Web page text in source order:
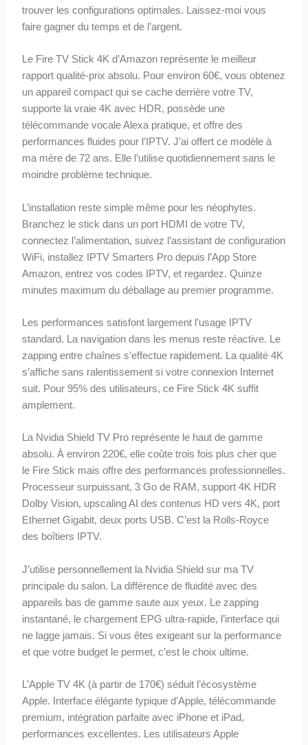
trouver les configurations optimales. Laissez-moi vous
faire gagner du temps et de l’argent.
Le Fire TV Stick 4K d’Amazon représente le meilleur
rapport qualité-prix absolu. Pour environ 60€, vous obtenez
un appareil compact qui se cache derrière votre TV,
supporte la vraie 4K avec HDR, possède une
télécommande vocale Alexa pratique, et offre des
performances fluides pour l’IPTV. J’ai offert ce modèle à
ma mère de 72 ans. Elle l’utilise quotidiennement sans le
moindre problème technique.
L’installation reste simple même pour les néophytes.
Branchez le stick dans un port HDMI de votre TV,
connectez l’alimentation, suivez l’assistant de configuration
WiFi, installez IPTV Smarters Pro depuis l’App Store
Amazon, entrez vos codes IPTV, et regardez. Quinze
minutes maximum du déballage au premier programme.
Les performances satisfont largement l’usage IPTV
standard. La navigation dans les menus reste réactive. Le
zapping entre chaînes s’effectue rapidement. La qualité 4K
s’affiche sans ralentissement si votre connexion Internet
suit. Pour 95% des utilisateurs, ce Fire Stick 4K suffit
amplement.
La Nvidia Shield TV Pro représente le haut de gamme
absolu. À environ 220€, elle coûte trois fois plus cher que
le Fire Stick mais offre des performances professionnelles.
Processeur surpuissant, 3 Go de RAM, support 4K HDR
Dolby Vision, upscaling AI des contenus HD vers 4K, port
Ethernet Gigabit, deux ports USB. C’est la Rolls-Royce
des boîtiers IPTV.
J’utilise personnellement la Nvidia Shield sur ma TV
principale du salon. La différence de fluidité avec des
appareils bas de gamme saute aux yeux. Le zapping
instantané, le chargement EPG ultra-rapide, l’interface qui
ne lagge jamais. Si vous êtes exigeant sur la performance
et que votre budget le permet, c’est le choix ultime.
L’Apple TV 4K (à partir de 170€) séduit l’écosystème
Apple. Interface élégante typique d’Apple, télécommande
premium, intégration parfaite avec iPhone et iPad,
performances excellentes. Les utilisateurs Apple